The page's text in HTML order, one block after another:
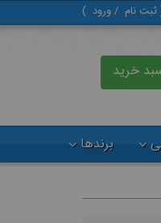
ثبت‌ نام /ورود )
برندها